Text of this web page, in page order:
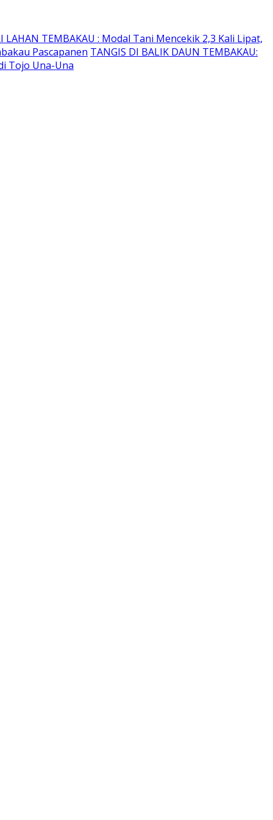
LAHAN TEMBAKAU ​: Modal Tani Mencekik 2,3 Kali Lipat,
Pascapanen TANGIS DI BALIK DAUN TEMBAKAU:
Tojo Una-Una